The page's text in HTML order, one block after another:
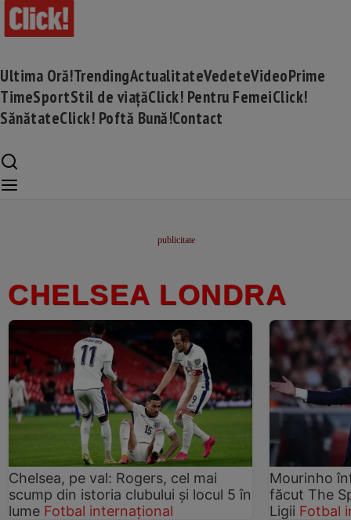
Ultima Oră!TrendingActualitateVedeteVideoPrime
TimeSportStil de viațăClick! Pentru FemeiClick!
SănătateClick! Poftă Bună!Contact
CHELSEA LONDRA
Chelsea, pe val: Rogers, cel mai
scump din istoria clubului și locul 5 în
lume Fotbal internațional
Mourinho
făcut The
Ligii Fotbal